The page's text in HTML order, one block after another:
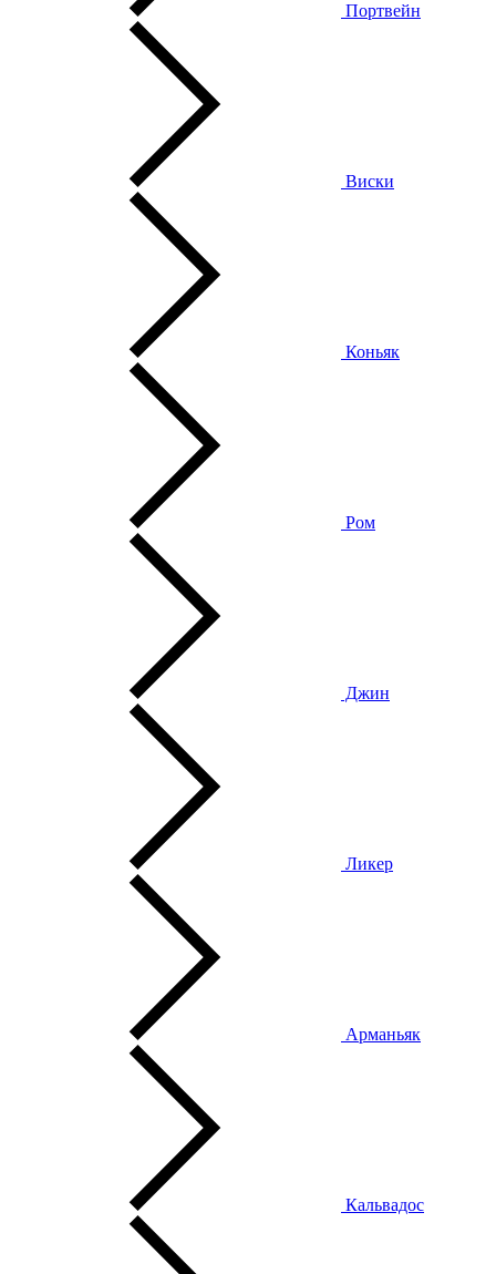
Портвейн
Виски
Коньяк
Ром
Джин
Ликер
Арманьяк
Кальвадос